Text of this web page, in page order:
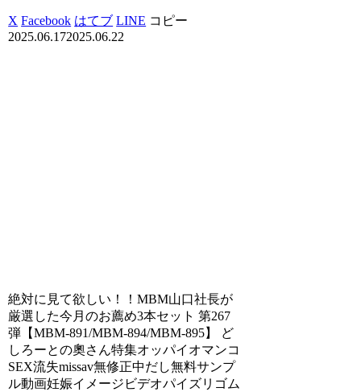
X Facebook はてブ LINE コピー
2025.06.172025.06.22
絶対に見て欲しい！！MBM山口社長が
厳選した今月のお薦め3本セット 第267
弾【MBM-891/MBM-894/MBM-895】 ど
しろーとの奧さん特集オッパイオマンコ
SEX流失missav無修正中だし無料サンプ
ル動画妊娠イメージビデオパイズリゴム